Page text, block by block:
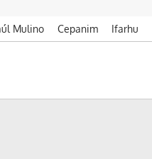
Mulino Cepanim Ifarhu